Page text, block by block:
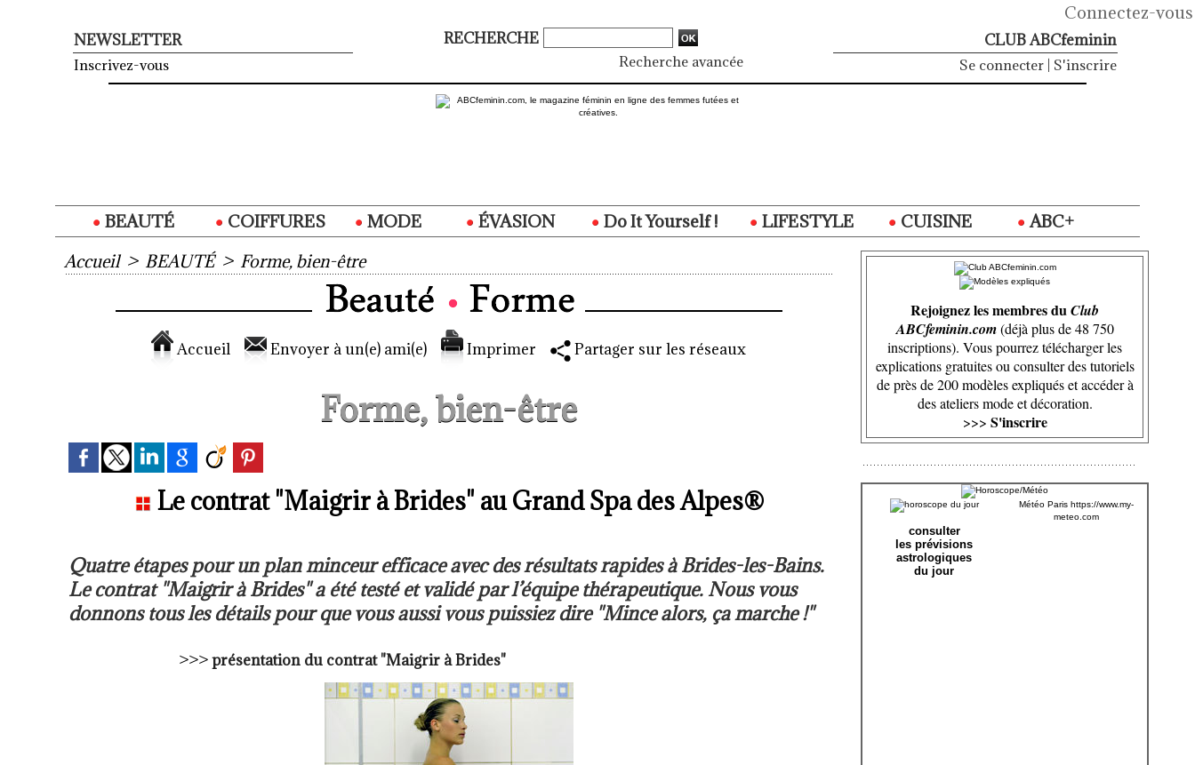
Connectez-vous
NEWSLETTER
Inscrivez-vous
RECHERCHE
Recherche avancée
CLUB ABCfeminin
Se connecter S'inscrire
BEAUTÉ COIFFURES MODE ÉVASION Do It Yourself ! LIFESTYLE CUISINE
ABC+
Accueil > BEAUTÉ > Forme, bien-être
Accueil Envoyer à un(e) ami(e) Imprimer Partager sur les réseaux
Forme, bien-être
Le contrat "Maigrir à Brides" au Grand Spa des Alpes®
Quatre étapes pour un plan minceur efficace avec des résultats rapides à Brides-les-Bains.
Le contrat "Maigrir à Brides" a été testé et validé par l’équipe thérapeutique. Nous vous
donnons tous les détails pour que vous aussi vous puissiez dire "Mince alors, ça marche !"
>>>présentation du contrat "Maigrir à Brides"
Rejoignez les membres duClub
ABCfeminin.com(déjà plus de 48 750
inscriptions). Vous pourrez télécharger les
explications gratuites ou consulter des tutoriels
de près de 200 modèles expliqués et accéder à
des ateliers mode et décoration.
>>> S'inscrire
consulter
les prévisions
astrologiques
du jour
Météo Paris https://www.my-
meteo.com